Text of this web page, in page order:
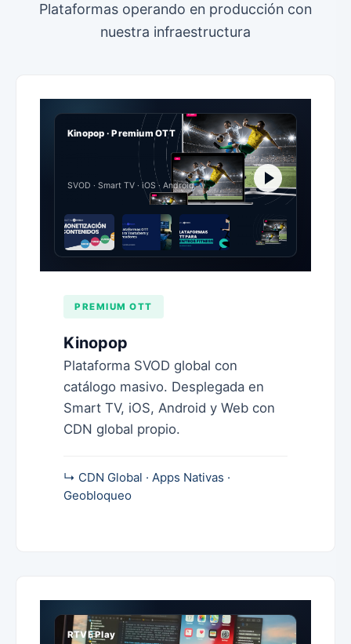
Plataformas operando en producción con
nuestra infraestructura
Kinopop · Premium OTT
SVOD · Smart TV · iOS · Android
PREMIUM OTT
Kinopop
Plataforma SVOD global con
catálogo masivo. Desplegada en
Smart TV, iOS, Android y Web con
CDN global propio.
↳ CDN Global · Apps Nativas ·
Geobloqueo
RTVE Play